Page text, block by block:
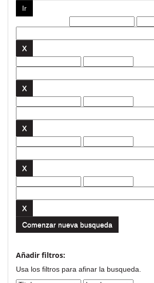
Comenzar nueva busqueda
Añadir filtros:
Usa los filtros para afinar la busqueda.